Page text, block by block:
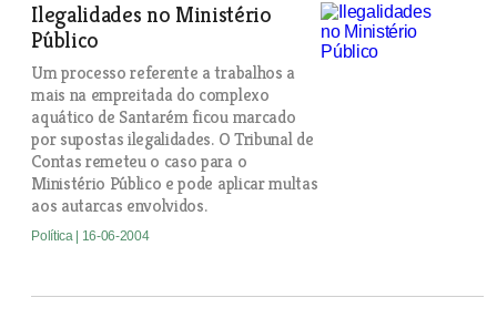
Ilegalidades no Ministério
Público
Um processo referente a trabalhos a
mais na empreitada do complexo
aquático de Santarém ficou marcado
por supostas ilegalidades. O Tribunal de
Contas remeteu o caso para o
Ministério Público e pode aplicar multas
aos autarcas envolvidos.
Política | 16-06-2004